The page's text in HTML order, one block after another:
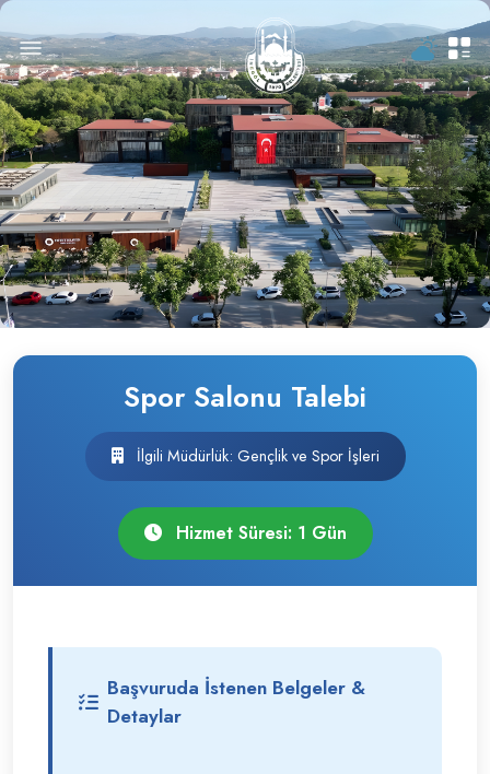
Spor Salonu Talebi
İlgili Müdürlük: Gençlik ve Spor İşleri
Hizmet Süresi: 1 Gün
Başvuruda İstenen Belgeler &
Detaylar